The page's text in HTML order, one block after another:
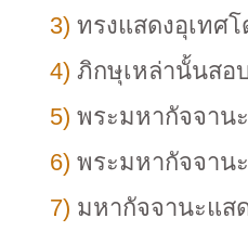
3) ทรงแสดงอุเทศ
4) ภิกษุเหล่านั้นสอ
5) พระมหากัจจาน
6) พระมหากัจจาน
7) มหากัจจานะแส